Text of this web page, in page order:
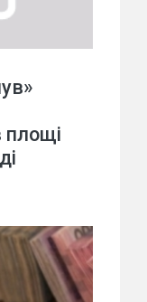
площі